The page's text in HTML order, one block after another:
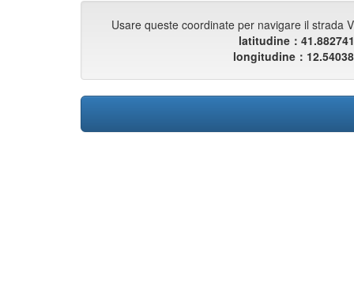
Usare queste coordinate per navigare il strada
latitudine：
longitudine：